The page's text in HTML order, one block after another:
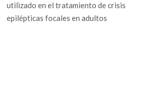
utilizado en el tratamiento de crisis
epilépticas focales en adultos